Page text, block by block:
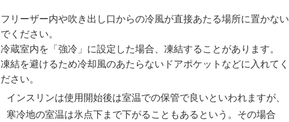
フリーザー内や吹き出し口からの冷風が直接あたる場所に置かない
でください。
冷蔵室内を「強冷」に設定した場合、凍結することがあります。
凍結を避けるため冷却風のあたらないドアポケットなどに入れてく
ださい。
インスリンは使用開始後は室温での保管で良いといわれますが、
寒冷地の室温は氷点下まで下がることもあるという。その場合